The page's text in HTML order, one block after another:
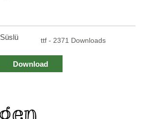
Süslü ttf - 2371 Downloads
Download